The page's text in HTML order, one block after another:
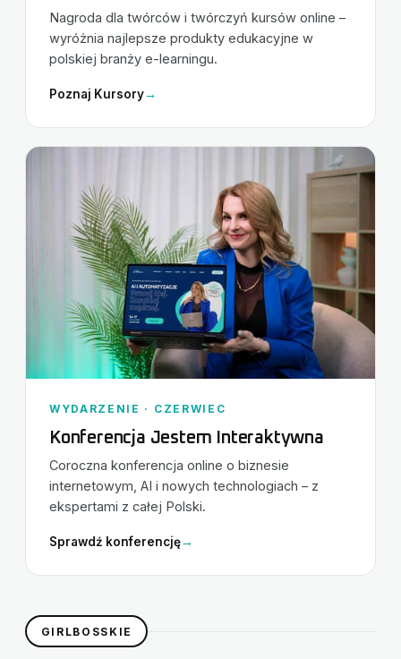
Nagroda dla twórców i twórczyń kursów online –
wyróżnia najlepsze produkty edukacyjne w
polskiej branży e-learningu.
Poznaj Kursory→
WYDARZENIE · CZERWIEC
Konferencja Jestem Interaktywna
Coroczna konferencja online o biznesie
internetowym, AI i nowych technologiach – z
ekspertami z całej Polski.
Sprawdź konferencję→
GIRLBOSSKIE